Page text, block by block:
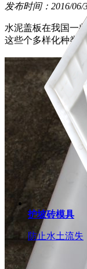
护坡砖模具
防止水土流失
发布时间：2016/06/
水泥盖板在我国一
这些个多样化种类